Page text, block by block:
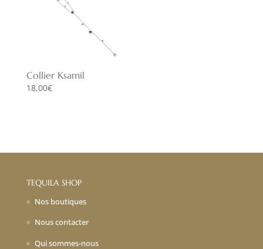
Collier Ksamil
18,00€
TEQUILA SHOP
Nos boutiques
Nous contacter
Qui sommes-nous